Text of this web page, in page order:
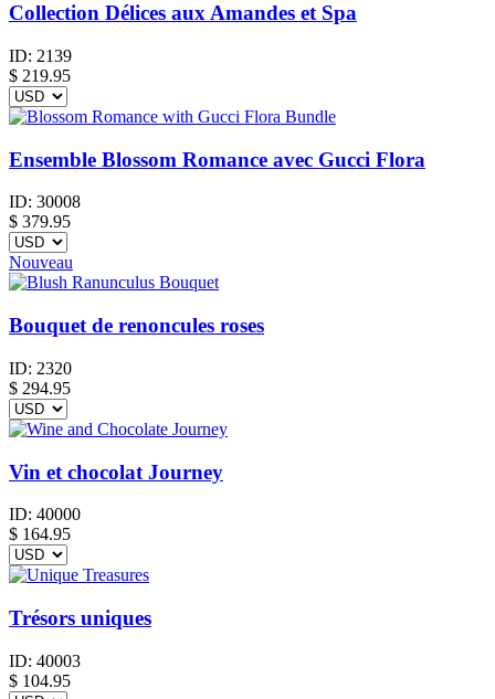
Collection Délices aux Amandes et Spa
ID: 2139
$ 219.95
Ensemble Blossom Romance avec Gucci Flora
ID: 30008
$ 379.95
Nouveau
Bouquet de renoncules roses
ID: 2320
$ 294.95
Vin et chocolat Journey
ID: 40000
$ 164.95
Trésors uniques
ID: 40003
$ 104.95